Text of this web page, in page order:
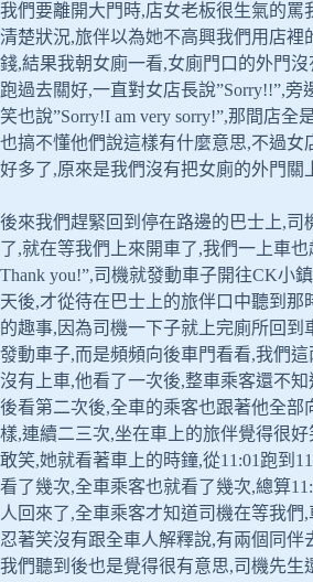
我們要離開大門時,店女老板很生氣的罵
清楚狀況,旅伴以為她不高興我們用店裡
錢,結果我朝女廁一看,女廁門口的外門
跑過去關好,一直對女店長說”Sorry!!”,旁
笑也說”Sorry!I am very sorry!”,那間店全
也搞不懂他們說這樣有什麼意思,不過女
好多了,原來是我們沒有把女廁的外門
後來我們趕緊回到停在路邊的巴士上,司
了,就在等我們上來開車了,我們一上車
Thank you!”,司機就發動車子開往CK小
天後,才從待在巴士上的旅伴口中聽到那
的趣事,因為司機一下子就上完廁所回到
發動車子,而是頻頻向後車門看看,我們
沒有上車,他看了一次後,整車乘客還不
後看第二次後,全車的乘客也跟著他全部
樣,連續二三次,坐在車上的旅伴覺得很
敢笑,她就看著車上的時鐘,從11:01跑到
看了幾次,全車乘客也就看了幾次,總算
人回來了,全車乘客才知道司機在等我們
忍著笑沒有跟全車人解釋說,有兩個同伴
我們聽到後也是覺得很有意思,司機先生